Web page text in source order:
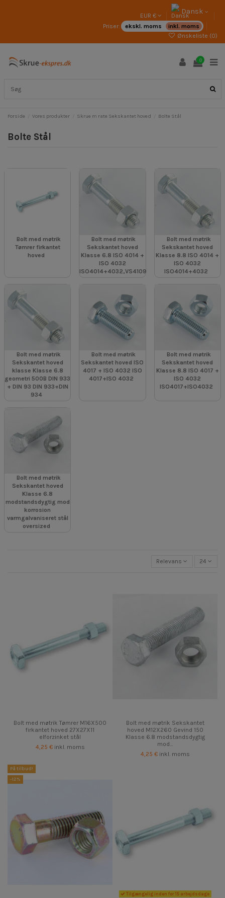
EUR € Dansk
Priser: ekskl. moms
inkl. moms
Ønskeliste (0)
0
Forside Vores produkter Skrue m rate Sekskantet hoved Bolte Stål
Bolte Stål
Bolt med møtrik
Tømrer firkantet
hoved
Bolt med møtrik
Sekskantet hoved
Klasse 6.8 ISO 4014 +
ISO 4032
ISO4014+4032,VS4109
Bolt med møtrik
Sekskantet hoved
Klasse 8.8 ISO 4014 +
ISO 4032
ISO4014+4032
Bolt med møtrik
Sekskantet hoved
klasse Klasse 6.8
geometri 500B DIN 933
+ DIN 93 DIN 933+DIN
934
Bolt med møtrik
Sekskantet hoved ISO
4017 + ISO 4032 ISO
4017+ISO 4032
Bolt med møtrik
Sekskantet hoved
Klasse 8.8 ISO 4017 +
ISO 4032
ISO4017+ISO4032
Bolt med møtrik
Sekskantet hoved
Klasse 6.8
modstandsdygtig mod
korrosion
varmgalvaniseret stål
oversized
Relevans 24
Bolt med møtrik Tømrer M16X500
firkantet hoved 27X27X11
elforzinket stål
4,25 € inkl. moms
Bolt med møtrik Sekskantet
hoved M12X260 Gevind 150
Klasse 6.8 modstandsdygtig
mod...
4,25 € inkl. moms
På tilbud!
-12%
Tilgængelig inden for 15 arbejdsdage